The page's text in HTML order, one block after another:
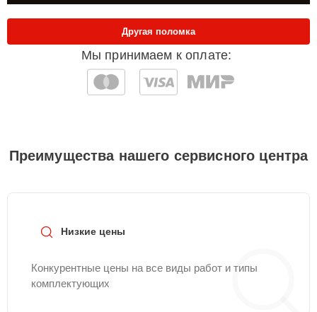
Мы принимаем к оплате:
Другая поломка
Преимущества нашего сервисного центра
Низкие цены
Конкурентные цены на все виды работ и типы
комплектующих